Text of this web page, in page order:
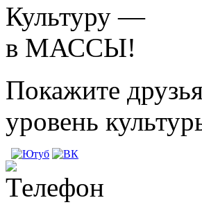
Культуру —
в МАССЫ!
Покажите
уровень